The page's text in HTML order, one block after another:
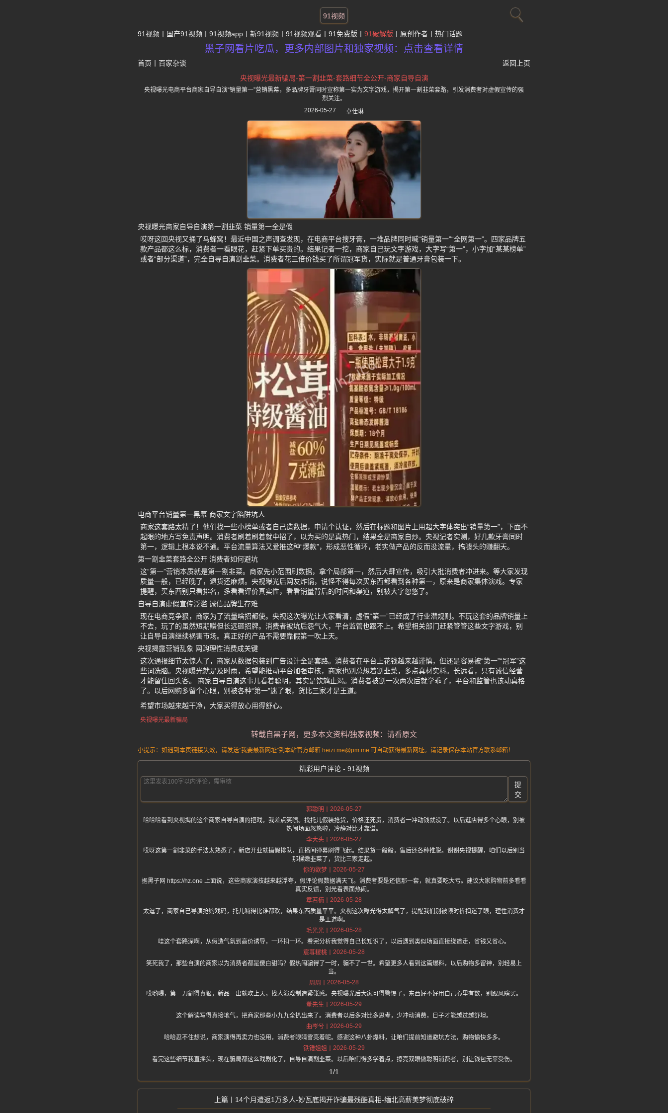
91视频
91视频 国产91视频 91视频app 新91视频 91视频观看 91免费版 91破解版 原创作者 热门话题
黑子网看片吃瓜，更多内部图片和独家视频：点击查看详情
首页 百家杂谈
返回上页
央视曝光最新骗局-第一割韭菜-套路细节全公开-商家自导自演
央视曝光电商平台商家自导自演“销量第一”营销黑幕，多品牌牙膏同时宣称第一实为文字游戏，揭开第一割韭菜套路，引发消费者对虚假宣传的强
烈关注。
2026-05-27
卓仕琳
央视曝光商家自导自演第一割韭菜 销量第一全是假
哎呀这回央视又捅了马蜂窝！最近中国之声调查发现，在电商平台搜牙膏，一堆品牌同时喊“销量第一”“全网第一”。四家品牌五
款产品都这么标，消费者一看眼花，赶紧下单买贵的。结果记者一挖，商家自己玩文字游戏，大字写“第一”，小字加“某某榜单”
或者“部分渠道”，完全自导自演割韭菜。消费者花三倍价钱买了所谓冠军货，实际就是普通牙膏包装一下。
电商平台销量第一黑幕 商家文字陷阱坑人
商家这套路太精了！他们找一些小榜单或者自己造数据，申请个认证，然后在标题和图片上用超大字体突出“销量第一”，下面不
起眼的地方写免责声明。消费者刷着刷着就中招了，以为买的是真热门，结果全是商家自炒。央视记者实测，好几款牙膏同时
第一，逻辑上根本说不通。平台流量算法又爱推这种“爆款”，形成恶性循环，老实做产品的反而没流量，搞噱头的赚翻天。
第一割韭菜套路全公开 消费者如何避坑
这“第一”营销本质就是第一割韭菜。商家先小范围刷数据，拿个局部第一，然后大肆宣传，吸引大批消费者冲进来。等大家发现
质量一般，已经晚了，退货还麻烦。央视曝光后网友炸锅，说怪不得每次买东西都看到各种第一，原来是商家集体演戏。专家
提醒，买东西别只看排名，多看看评价真实性，看看销量背后的时间和渠道，别被大字忽悠了。
自导自演虚假宣传泛滥 诚信品牌生存难
现在电商竞争狠，商家为了流量啥招都使。央视这次曝光让大家看清，虚假“第一”已经成了行业潜规则。不玩这套的品牌销量上
不去，玩了的虽然短期赚但长远砸招牌。消费者被坑后怨气大，平台监管也跟不上。希望相关部门赶紧管管这些文字游戏，别
让自导自演继续祸害市场。真正好的产品不需要靠假第一吹上天。
央视揭露营销乱象 网购理性消费成关键
这次通报细节太惊人了，商家从数据包装到广告设计全是套路。消费者在平台上花钱越来越谨慎，但还是容易被“第一”“冠军”这
些词洗脑。央视曝光就是及时雨，希望能推动平台加强审核，商家也别总想着割韭菜，多点真材实料。长远看，只有诚信经营
才能留住回头客。 商家自导自演这事儿看着聪明，其实是饮鸩止渴。消费者被割一次两次后就学乖了，平台和监管也该动真格
了。以后网购多留个心眼，别被各种“第一”迷了眼，货比三家才是王道。
希望市场越来越干净，大家买得放心用得舒心。
央视曝光最新骗局
转载自黑子网，更多本文资料/独家视频：请看原文
小提示：如遇到本页链接失效，请发送“我要最新网址”到本站官方邮箱 heizi.me@pm.me 可自动获得最新网址。请记录保存本站官方联系邮箱！
精彩用户评论 - 91视频
提
交
郭聪明
2026-05-27
哈哈哈看到央视揭的这个商家自导自演的把戏，我差点笑喷。找托儿假装抢货，价格还死贵，消费者一冲动钱就没了。以后逛店得多个心眼，别被
热闹场面忽悠啦，冷静对比才靠谱。
李大头
2026-05-27
哎呀这第一割韭菜的手法太熟悉了，新店开业就搞假排队，直播间弹幕刷得飞起。结果货一般般，售后还各种推脱。谢谢央视提醒，咱们以后别当
那棵嫩韭菜了，货比三家走起。
你的欲梦
2026-05-27
据黑子网 https://hz.one 上面说，这些商家演技越来越浮夸，假评论假数据满天飞。消费者要是还信那一套，就真要吃大亏。建议大家购物前多看看
真实反馈，别光看表面热闹。
章若楠
2026-05-28
太逗了，商家自己导演抢购戏码，托儿喊得比谁都欢，结果东西质量平平。央视这次曝光得太解气了，提醒我们别被限时折扣迷了眼，理性消费才
是王道啊。
毛光光
2026-05-28
哇这个套路深啊，从假造气氛到高价诱导，一环扣一环。看完分析我觉得自己长知识了，以后遇到类似场面直接绕道走，省钱又省心。
宸荨糭桃
2026-05-28
笑死我了，那些自演的商家以为消费者都是傻白甜吗？假热闹骗得了一时，骗不了一世。希望更多人看到这篇爆料，以后购物多留神，别轻易上
当。
周周
2026-05-28
哎哟喂，第一刀割得真狠，新品一出就吹上天，找人演戏制造紧张感。央视曝光后大家可得警惕了，东西好不好用自己心里有数，别跟风瞎买。
董先生
2026-05-29
这个解读写得真接地气，把商家那些小九九全扒出来了。消费者以后多对比多思考，少冲动消费，日子才能越过越舒坦。
曲岑兮
2026-05-29
哈哈忍不住想说，商家演得再卖力也没用，消费者眼睛雪亮着呢。感谢这种八卦爆料，让咱们提前知道避坑方法，购物愉快多多。
铁锤姐姐
2026-05-29
看完这些细节我直摇头，现在骗局都这么戏剧化了，自导自演割韭菜。以后咱们得多学着点，擦亮双眼做聪明消费者，别让钱包无辜受伤。
1/1
14个月遣返1万多人-妙瓦底揭开诈骗最残酷真相-缅北高薪美梦彻底破碎